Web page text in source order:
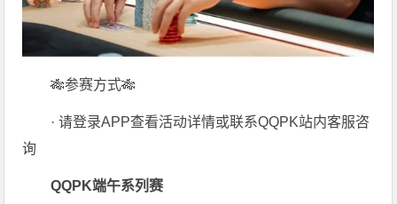
🎋参赛方式🎋
· 请登录APP查看活动详情或联系QQPK站内客服咨
询
QQPK端午系列赛